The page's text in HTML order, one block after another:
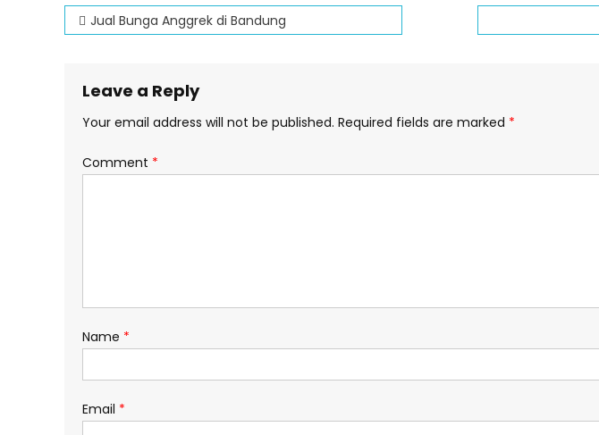
Post
Jual Bunga Anggrek di Bandung
Leave a Reply
Your email address will not be published. Required fields are marked *
Comment *
Name *
Email *